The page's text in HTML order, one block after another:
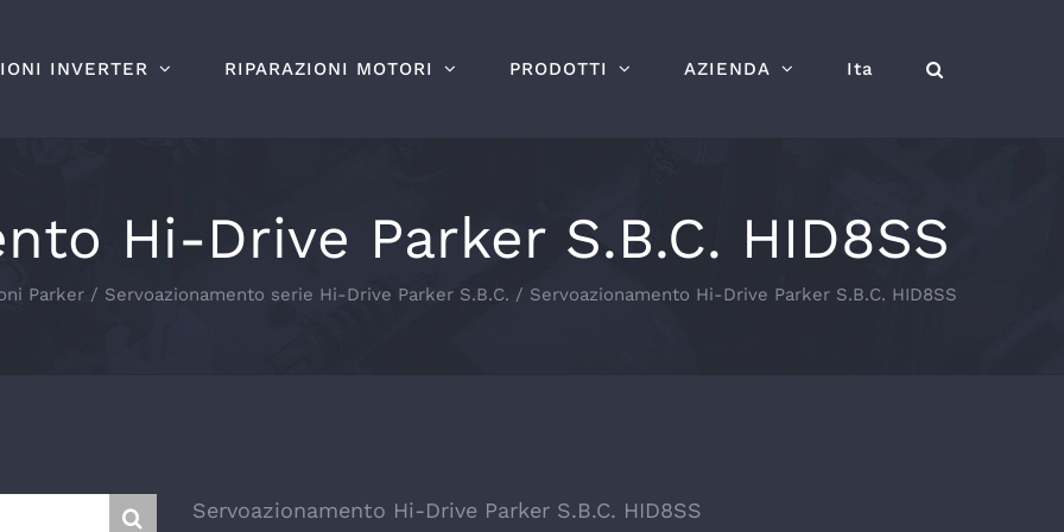
INVERTER RIPARAZIONI MOTORI PRODOTTI AZIENDA Ita
Hi-Drive Parker S.B.C. HID8SS
Parker Servoazionamento serie Hi-Drive Parker S.B.C. Servoazionamento Hi-Drive Parker S.B.C. HID8SS
Servoazionamento Hi-Drive Parker S.B.C. HID8SS